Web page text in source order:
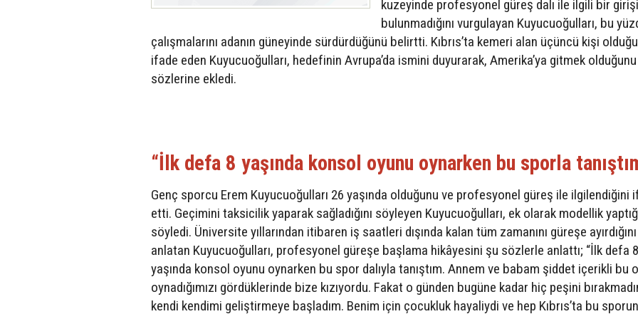
kuzeyinde profesyonel güreş dalı ile ilgili bir
bulunmadığını vurgulayan Kuyucuoğulları, bu
çalışmalarını adanın güneyinde sürdürdüğünü belirtti. Kıbrıs’ta kemeri alan üçüncü kişi
ifade eden Kuyucuoğulları, hedefinin Avrupa’da ismini duyurarak, Amerika’ya gitmek
sözlerine ekledi.
“İlk defa 8 yaşında konsol oyunu oynarken bu sporla
Genç sporcu Erem Kuyucuoğulları 26 yaşında olduğunu ve profesyonel güreş ile ilgilendiğini
etti. Geçimini taksicilik yaparak sağladığını söyleyen Kuyucuoğulları, ek olarak modellik
söyledi. Üniversite yıllarından itibaren iş saatleri dışında kalan tüm zamanını güreşe ayırdığını
anlatan Kuyucuoğulları, profesyonel güreşe başlama hikâyesini şu sözlerle anlattı; “İlk defa 8
yaşında konsol oyunu oynarken bu spor dalıyla tanıştım. Annem ve babam şiddet içerikli bu
oynadığımızı gördüklerinde bize kızıyordu. Fakat o günden bugüne kadar hiç peşini
kendi kendimi geliştirmeye başladım. Benim için çocukluk hayaliydi ve hep Kıbrıs’ta bu sporun